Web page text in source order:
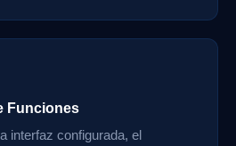
Funciones
interfaz configurada, el